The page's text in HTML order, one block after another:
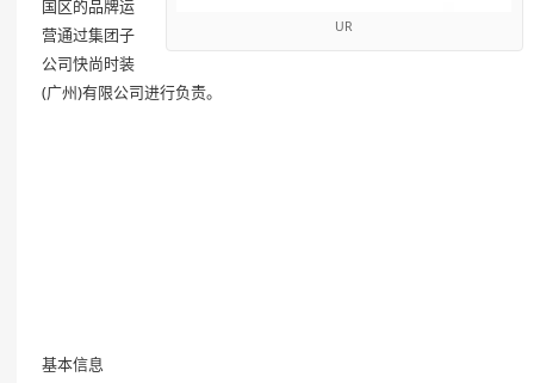
UR
国区的品牌运
营通过集团子
公司快尚时装
(广州)有限公司进行负责。
基本信息